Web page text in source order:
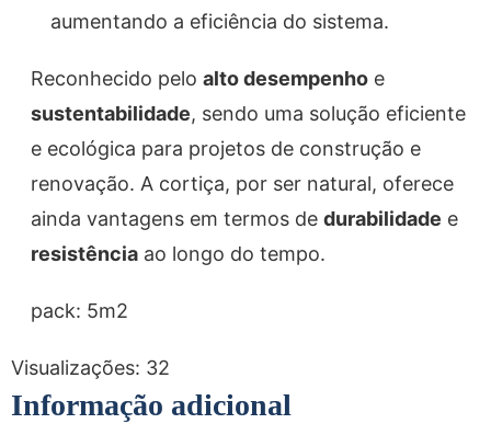
aumentando a eficiência do sistema.
Reconhecido pelo alto desempenho e
sustentabilidade, sendo uma solução eficiente
e ecológica para projetos de construção e
renovação. A cortiça, por ser natural, oferece
ainda vantagens em termos de durabilidade e
resistência ao longo do tempo.
pack: 5m2
Visualizações: 32
Informação adicional